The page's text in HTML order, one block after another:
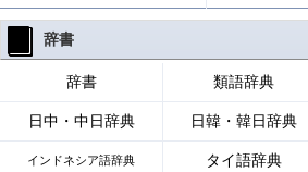
辞書
辞書 類語辞典
日中・中日辞典 日韓・韓日辞典
インドネシア語辞典 タイ語辞典